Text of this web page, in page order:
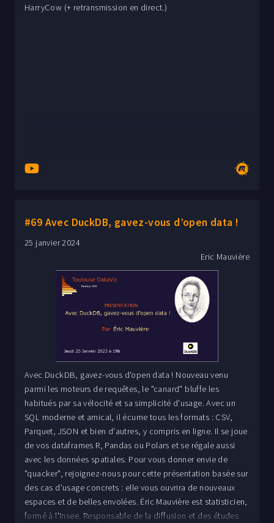
HarryCow (+ retransmission en direct.)
#69 Avec DuckDB, gavez-vous d’open data !
25 janvier 2024
Eric Mauvière
Avec DuckDB, gavez-vous d'open data ! Nouveau venu
parmi les moteurs de requêtes, le "canard" bluffe les
habitués par sa vélocité et sa simplicité d'usage. Avec un
SQL moderne et amical, il écume tous les formats : CSV,
Parquet, JSON et bien d'autres, y compris en ligne. Il se joue
de vos dataframes R, Pandas ou Polars et se régale aussi
avec les données spatiales. Pour vous donner envie de
"quacker", rejoignez-nous pour cette présentation basée sur
des cas d'usage concrets : elle vous ouvrira de nouveaux
espaces et de belles envolées. Éric Mauvière est statisticien,
formé à l'Insee. Responsable de la diffusion et des études